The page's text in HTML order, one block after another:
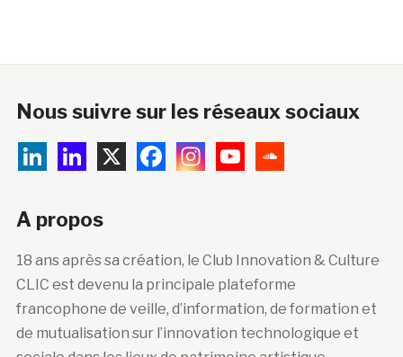
Nous suivre sur les réseaux sociaux
A propos
18 ans après sa création, le Club Innovation & Culture
CLIC est devenu la principale plateforme
francophone de veille, d’information, de formation et
de mutualisation sur l’innovation technologique et